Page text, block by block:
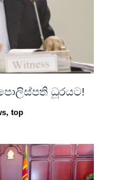
ධූරයට!
,top